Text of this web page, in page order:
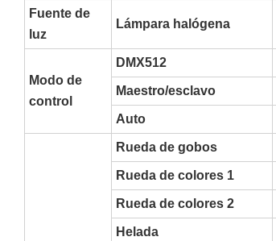
Fuente de
luz
Lámpara halógena
Modo de
control
DMX512
Maestro/esclavo
Auto
Rueda de gobos
Rueda de colores 1
Rueda de colores 2
Helada